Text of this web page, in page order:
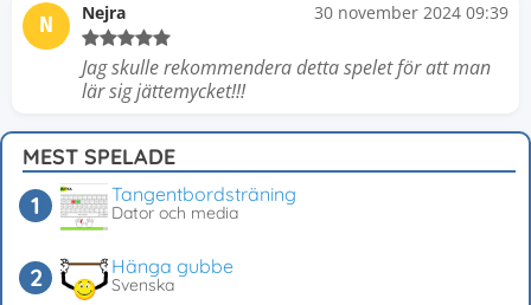
N Nejra 30 november 2024 09:39
Jag skulle rekommendera detta spelet för att man
lär sig jättemycket!!!
MEST SPELADE
Tangentbordsträning
Dator och media
Hänga gubbe
Svenska